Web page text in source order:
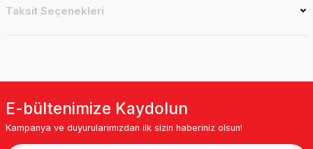
Taksit Seçenekleri
E-bültenimize Kaydolun
Kampanya ve duyurularımızdan ilk sizin haberiniz olsun!